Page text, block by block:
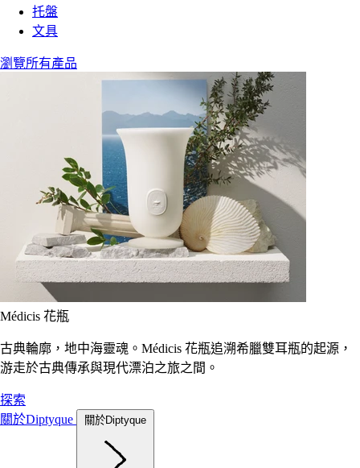
托盤
文具
瀏覽所有產品
Médicis 花瓶
古典輪廓，地中海靈魂。Médicis 花瓶追溯希臘雙耳瓶的起源，
游走於古典傳承與現代漂泊之旅之間。
探索
關於Diptyque
關於Diptyque